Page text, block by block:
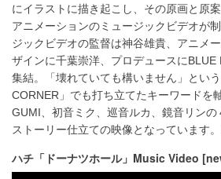
にイラストに描き起こし、その原画と原
アニメーションのミュージックビデオが
ジックビデオの監督は神谷雄貴、アニメ
ザインに千葉崇洋、プロデュースに
集結。「壊れていても構いません」とい
CORNER」でも打ち立てたキーワードを
GUMI、初音ミク、巡音ルカ、鏡音リン
ストーリー仕立ての映像となっています
ハチ「ドーナツホール」Music Video